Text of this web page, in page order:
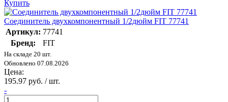
Купить
Соединитель двухкомпонентный 1/2дюйм FIT 77741
Артикул: 77741
Бренд:
FIT
На складе 20 шт.
Обновлено 07.08.2026
Цена:
195.97 руб. / шт.
-